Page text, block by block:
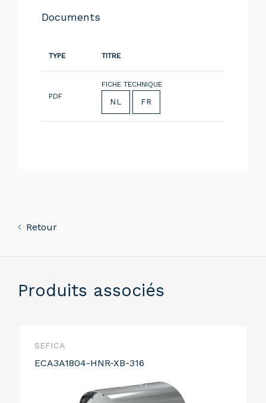
Documents
TYPE TITRE
PDF
FICHE TECHNIQUE
NL FR
Retour
Produits associés
SEFICA
ECA3A1804-HNR-XB-316